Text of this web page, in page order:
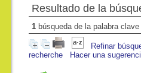
Resultado de la
1 búsqueda de la palabra clave
Refinar
recherche
Hacer una